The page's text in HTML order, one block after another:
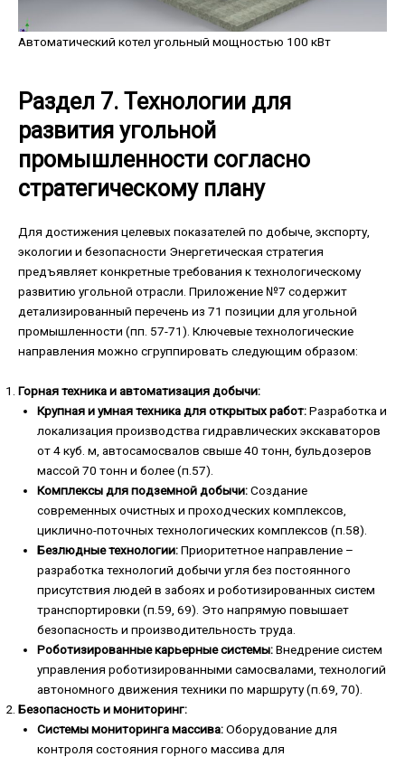
Автоматический котел угольный мощностью 100 кВт
Раздел 7. Технологии для
развития угольной
промышленности согласно
стратегическому плану
Для достижения целевых показателей по добыче, экспорту,
экологии и безопасности Энергетическая стратегия
предъявляет конкретные требования к технологическому
развитию угольной отрасли. Приложение №7 содержит
детализированный перечень из 71 позиции для угольной
промышленности (пп. 57-71). Ключевые технологические
направления можно сгруппировать следующим образом:
Горная техника и автоматизация добычи:
Крупная и умная техника для открытых работ:Разработка и
локализация производства гидравлических экскаваторов
от 4 куб. м, автосамосвалов свыше 40 тонн, бульдозеров
массой 70 тонн и более (п.57).
Комплексы для подземной добычи:Создание
современных очистных и проходческих комплексов,
циклично-поточных технологических комплексов (п.58).
Безлюдные технологии:Приоритетное направление –
разработка технологий добычи угля без постоянного
присутствия людей в забоях и роботизированных систем
транспортировки (п.59, 69). Это напрямую повышает
безопасность и производительность труда.
Роботизированные карьерные системы:Внедрение систем
управления роботизированными самосвалами, технологий
автономного движения техники по маршруту (п.69, 70).
Безопасность и мониторинг:
Системы мониторинга массива:Оборудование для
контроля состояния горного массива для